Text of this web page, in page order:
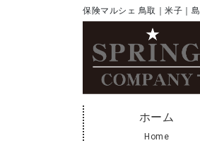
保険マルシェ 鳥取｜米子｜
ホーム
Home